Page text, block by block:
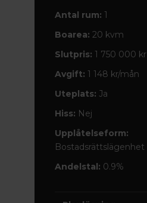
Antal rum: 1
Boarea: 20 kvm
Slutpris: 1 750 000 kr
Avgift: 1 148 kr/mån
Uteplats: Ja
Hiss: Nej
Upplåtelseform:
Bostadsrättslägenhet
Andelstal: 0.9%